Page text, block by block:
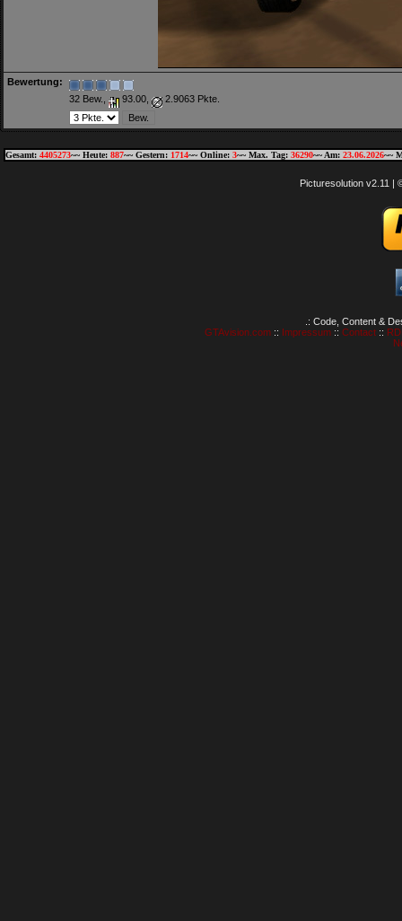
Bewertung:
32 Bew.,
93.00, 2.9063 Pkte.
Gesamt: 4405273~~ Heute: 887~~ Gestern: 1714~~ Online: 3~~ Max. Tag: 36290~~ Am: 23.06.2026~~
Picturesolution v2.11 |
.: Code, Content &
GTAvision.com:: Impressum:: Contact::